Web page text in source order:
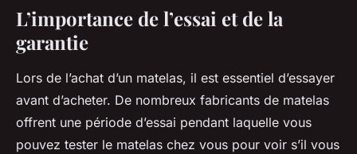
L’importance de l’essai et de la
garantie
Lors de l’achat d’un matelas, il est essentiel d’essayer
avant d’acheter. De nombreux fabricants de matelas
offrent une période d’essai pendant laquelle vous
pouvez tester le matelas chez vous pour voir s’il vous